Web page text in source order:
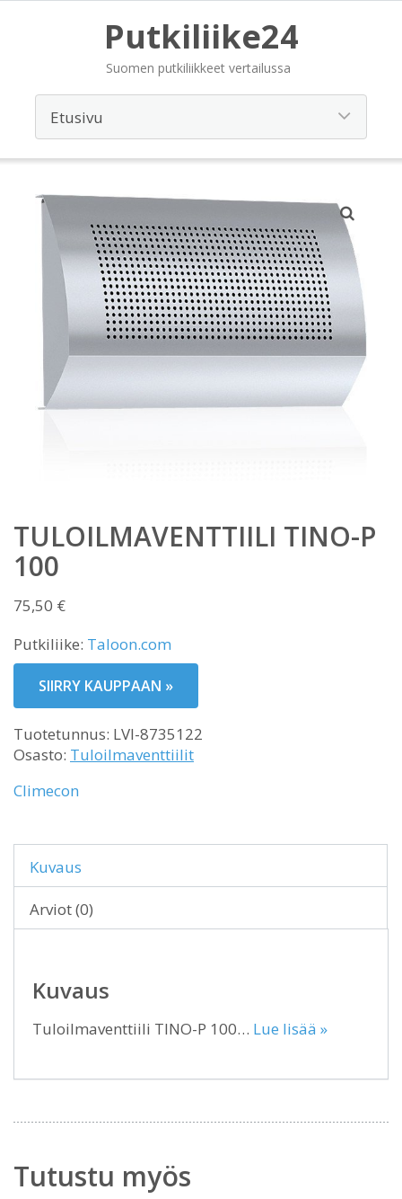
Putkiliike24
Suomen putkiliikkeet vertailussa
TULOILMAVENTTIILI TINO-P
100
75,50 €
Putkiliike: Taloon.com
SIIRRY KAUPPAAN »
Tuotetunnus: LVI-8735122
Osasto: Tuloilmaventtiilit
Climecon
Kuvaus
Arviot (0)
Kuvaus
Tuloilmaventtiili TINO-P 100… Lue lisää »
Tutustu myös